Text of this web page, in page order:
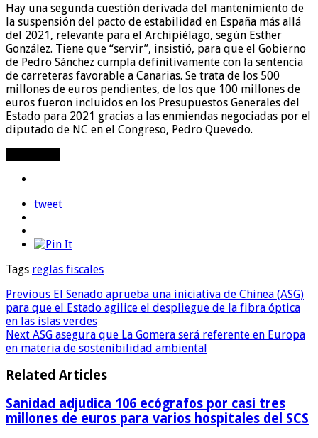
Hay una segunda cuestión derivada del mantenimiento de
la suspensión del pacto de estabilidad en España más allá
del 2021, relevante para el Archipiélago, según Esther
González. Tiene que “servir”, insistió, para que el Gobierno
de Pedro Sánchez cumpla definitivamente con la sentencia
de carreteras favorable a Canarias. Se trata de los 500
millones de euros pendientes, de los que 100 millones de
euros fueron incluidos en los Presupuestos Generales del
Estado para 2021 gracias a las enmiendas negociadas por el
diputado de NC en el Congreso, Pedro Quevedo.
tweet
Tags reglas fiscales
Previous El Senado aprueba una iniciativa de Chinea (ASG)
para que el Estado agilice el despliegue de la fibra óptica
en las islas verdes
Next ASG asegura que La Gomera será referente en Europa
en materia de sostenibilidad ambiental
Related Articles
Sanidad adjudica 106 ecógrafos por casi tres
millones de euros para varios hospitales del SCS